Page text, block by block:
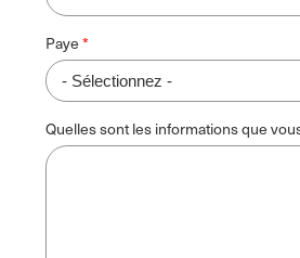
Paye
Quelles sont les informations que